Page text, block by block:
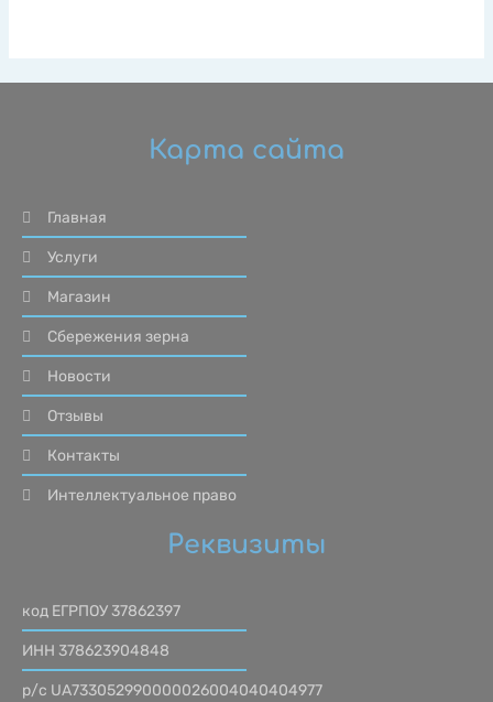
Карта сайта
Главная
Услуги
Магазин
Сбережения зерна
Новости
Отзывы
Контакты
Интеллектуальное право
Реквизиты
код ЕГРПОУ 37862397
ИНН 378623904848
р/с UA733052990000026004040404977